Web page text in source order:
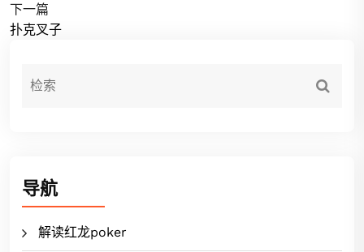
下一篇
扑克叉子
导航
解读红龙poker